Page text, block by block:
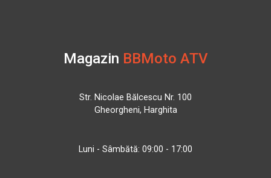
Magazin BBMoto ATV
Str. Nicolae Bălcescu Nr. 100
Gheorgheni, Harghita
Luni - Sâmbătă: 09:00 - 17:00